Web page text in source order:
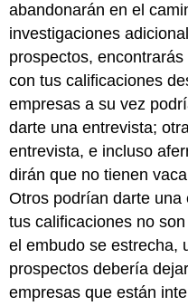
abandonarán en el
investigaciones
prospectos,
con tus calificaciones
empresas a su vez
darte una entrevista;
entrevista, e incluso
dirán que no tienen
Otros podrían darte
tus calificaciones no
el embudo se estrecha,
prospectos debería
empresas que están